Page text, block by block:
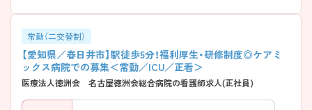
常勤（二交替制）
【愛知県／春日井市】駅徒歩5分！福利厚生・研修制度◎ケアミ
ックス病院での募集＜常勤／ICU／正看＞
医療法人徳洲会 名古屋徳洲会総合病院の看護師求人(正社員)